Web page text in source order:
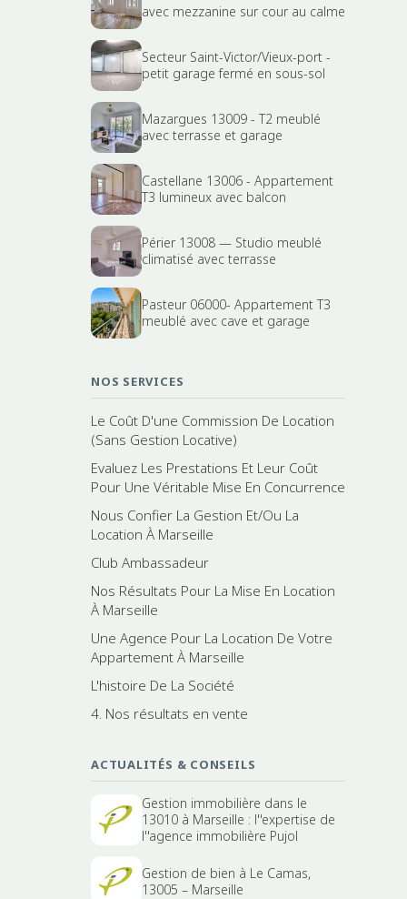
avec mezzanine sur cour au calme
Secteur Saint-Victor/Vieux-port -
petit garage fermé en sous-sol
Mazargues 13009 - T2 meublé
avec terrasse et garage
Castellane 13006 - Appartement
T3 lumineux avec balcon
Périer 13008 — Studio meublé
climatisé avec terrasse
Pasteur 06000- Appartement T3
meublé avec cave et garage
NOS SERVICES
Le Coût D'une Commission De Location
(Sans Gestion Locative)
Evaluez Les Prestations Et Leur Coût
Pour Une Véritable Mise En Concurrence
Nous Confier La Gestion Et/Ou La
Location À Marseille
Club Ambassadeur
Nos Résultats Pour La Mise En Location
À Marseille
Une Agence Pour La Location De Votre
Appartement À Marseille
L'histoire De La Société
4. Nos résultats en vente
ACTUALITÉS & CONSEILS
Gestion immobilière dans le
13010 à Marseille : l''expertise de
l''agence immobilière Pujol
Gestion de bien à Le Camas,
13005 – Marseille